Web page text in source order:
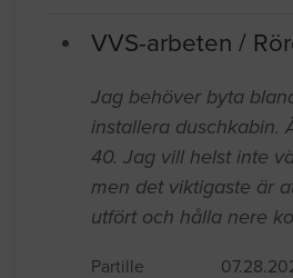
VVS-arbeten /
Jag behöver byta
installera duschkabin.
40. Jag vill helst inte
men det viktigaste är
utfört och hålla nere
Partille